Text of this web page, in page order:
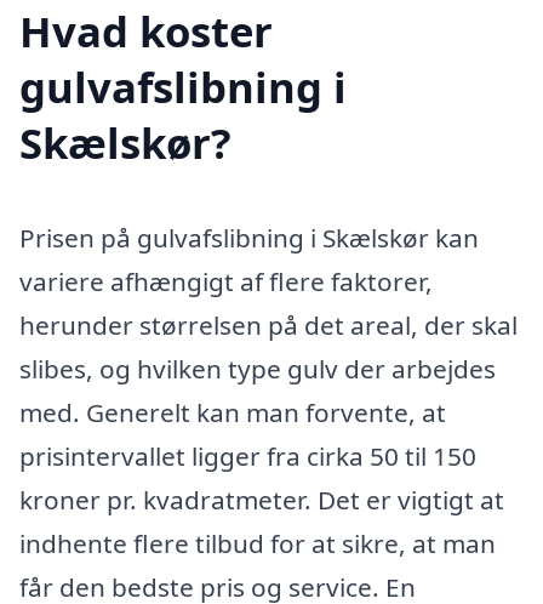
Hvad koster
gulvafslibning i
Skælskør?
Prisen på gulvafslibning i Skælskør kan
variere afhængigt af flere faktorer,
herunder størrelsen på det areal, der skal
slibes, og hvilken type gulv der arbejdes
med. Generelt kan man forvente, at
prisintervallet ligger fra cirka 50 til 150
kroner pr. kvadratmeter. Det er vigtigt at
indhente flere tilbud for at sikre, at man
får den bedste pris og service. En